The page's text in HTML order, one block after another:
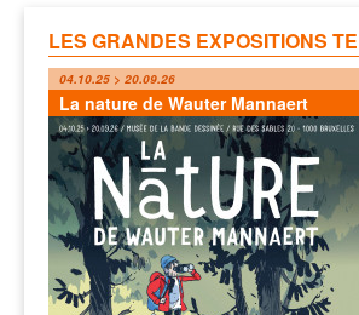
LES GRANDES EXPOSITIONS
04.10.25 > 20.09.26
La nature de Wauter Mannaert